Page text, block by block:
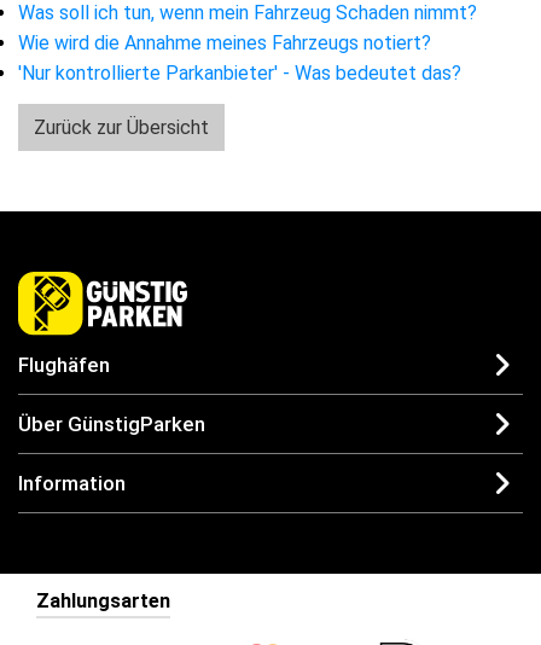
Was soll ich tun, wenn mein Fahrzeug Schaden nimmt?
Wie wird die Annahme meines Fahrzeugs notiert?
'Nur kontrollierte Parkanbieter' - Was bedeutet das?
Zurück zur Übersicht
Flughäfen
Über GünstigParken
Information
Zahlungsarten